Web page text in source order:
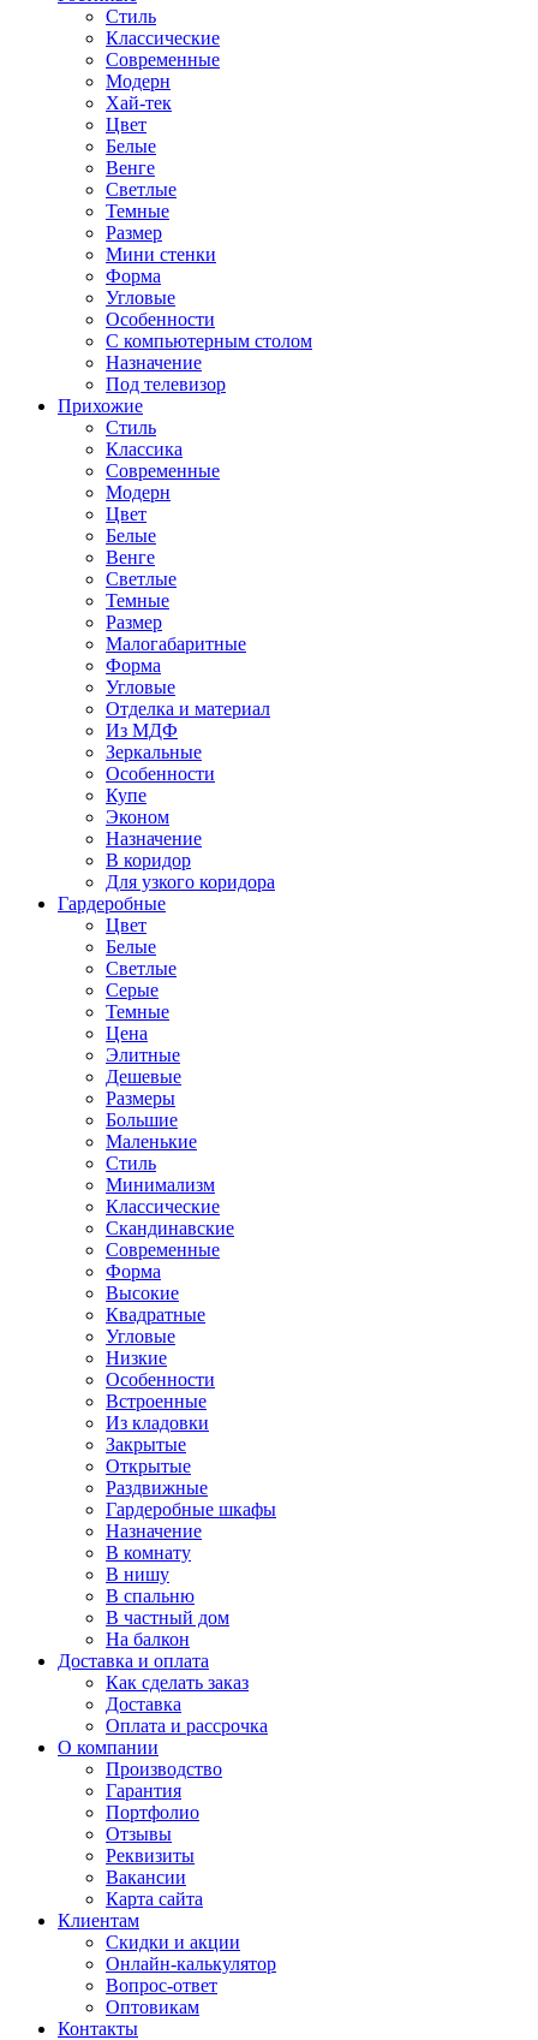
Стиль
Классические
Современные
Модерн
Хай-тек
Цвет
Белые
Венге
Светлые
Темные
Размер
Мини стенки
Форма
Угловые
Особенности
С компьютерным столом
Назначение
Под телевизор
Прихожие
Стиль
Классика
Современные
Модерн
Цвет
Белые
Венге
Светлые
Темные
Размер
Малогабаритные
Форма
Угловые
Отделка и материал
Из МДФ
Зеркальные
Особенности
Купе
Эконом
Назначение
В коридор
Для узкого коридора
Гардеробные
Цвет
Белые
Светлые
Серые
Темные
Цена
Элитные
Дешевые
Размеры
Большие
Маленькие
Стиль
Минимализм
Классические
Скандинавские
Современные
Форма
Высокие
Квадратные
Угловые
Низкие
Особенности
Встроенные
Из кладовки
Закрытые
Открытые
Раздвижные
Гардеробные шкафы
Назначение
В комнату
В нишу
В спальню
В частный дом
На балкон
Доставка и оплата
Как сделать заказ
Доставка
Оплата и рассрочка
О компании
Производство
Гарантия
Портфолио
Отзывы
Реквизиты
Вакансии
Карта сайта
Клиентам
Скидки и акции
Онлайн-калькулятор
Вопрос-ответ
Оптовикам
Контакты